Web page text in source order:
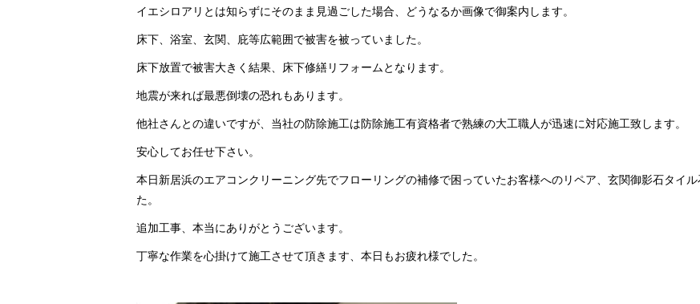
イエシロアリとは知らずにそのまま見過ごした場合、どうなるか画像で御案内します。
床下、浴室、玄関、庇等広範囲で被害を被っていました。
床下放置で被害大きく結果、床下修繕リフォームとなります。
地震が来れば最悪倒壊の恐れもあります。
他社さんとの違いですが、当社の防除施工は防除施工有資格者で熟練の大工職人が迅速に対応施工致します。
安心してお任せ下さい。
本日新居浜のエアコンクリーニング先でフローリングの補修で困っていたお客様へのリペア、玄関御影石タイ
た。
追加工事、本当にありがとうございます。
丁寧な作業を心掛けて施工させて頂きます、本日もお疲れ様でした。